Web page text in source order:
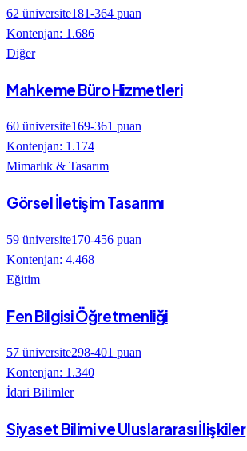
62 üniversite181-364 puan
Kontenjan: 1.686
Diğer
Mahkeme Büro Hizmetleri
60 üniversite169-361 puan
Kontenjan: 1.174
Mimarlık & Tasarım
Görsel İletişim Tasarımı
59 üniversite170-456 puan
Kontenjan: 4.468
Eğitim
Fen Bilgisi Öğretmenliği
57 üniversite298-401 puan
Kontenjan: 1.340
İdari Bilimler
Siyaset Bilimi ve Uluslararası İlişkiler